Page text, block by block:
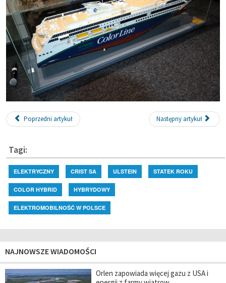
Poprzedni artykuł Następny artykuł
Tagi:
ELEKTRYCZNY CRIST SA ULSTEIN STATEK ROKU
COLOR HYBRID HYBRYDOWY
ELEKTROMOBILNOŚĆ W POLSCE
NAJNOWSZE WIADOMOŚCI
Orlen zapowiada więcej gazu z USA i